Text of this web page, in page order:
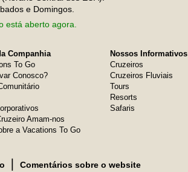
e Domingos.
está aberto agora.
Companhia
To Go
Conosco?
Amam-nos
a Vacations To Go
Nossos Informativos
Cruzeiros
Cruzeiros Fluviais
Tours
Resorts
Safaris
Comentários sobre o website